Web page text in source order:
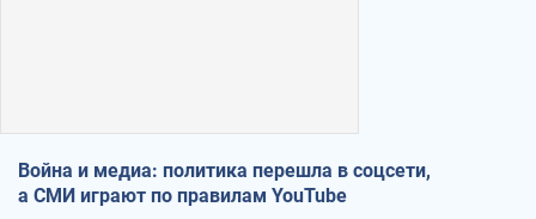
Война и медиа: политика перешла в соцсети,
а СМИ играют по правилам YouTube